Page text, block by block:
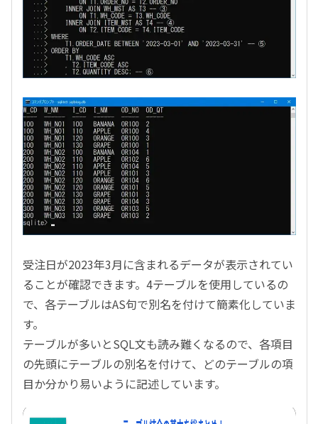
受注日が2023年3月に含まれるデータが表示されてい
ることが確認できます。4テーブルを使用しているの
で、各テーブルはAS句で別名を付けて簡素化していま
す。
テーブルが多いとSQL文も読み難くなるので、各項目
の先頭にテーブルの別名を付けて、どのテーブルの項
目か分かり易いように記述しています。